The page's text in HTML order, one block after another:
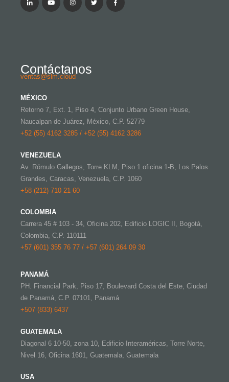
Contáctanos
ventas@slm.cloud
MÉXICO
Retorno 7, Ext. 1, Piso 4, Conjunto Urbano Green House,
Naucalpan de Juárez, México, C.P. 52779
+52 (55) 4162 3285 / +52 (55) 4162 3286
VENEZUELA
Av. Rómulo Gallegos, Torre KLM, Piso 1 oficina 1-B, Los Palos
Grandes, Caracas, Venezuela, C.P. 1060
+58 (212) 710 21 60
COLOMBIA
Carrera 45 # 103 - 34, Oficina 202, Edificio LOGIC II, Bogotá,
Colombia, C.P. 110111
+57 (601) 355 76 77 / +57 (601) 264 09 30
PANAMÁ
PH. Financial Park, Piso 17, Boulevard Costa del Este, Ciudad
de Panamá, C.P. 07101, Panamá
+507 (833) 6437
GUATEMALA
Diagonal 6 10-50, zona 10, Edificio Interaméricas, Torre Norte,
Nivel 16, Oficina 1601, Guatemala, Guatemala
USA